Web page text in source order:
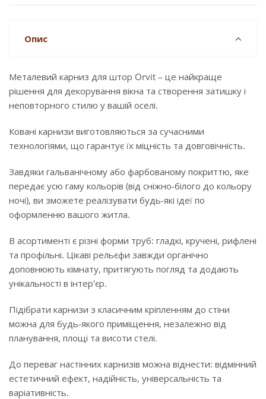
Опис
Металевий карниз для штор Orvit – це найкраще
рішення для декорування вікна та створення затишку і
неповторного стилю у вашій оселі.
Ковані карнизи виготовляються за сучасними
технологіями, що гарантує їх міцність та довговічність.
Завдяки гальванічному або фарбованому покриттю, яке
передає усю гаму кольорів (від сніжно-білого до кольору
ночі), ви зможете реалізувати будь-які ідеї по
оформленню вашого житла.
В асортименті є різні форми труб: гладкі, кручені, рифлені
та профільні. Цікаві рельєфи завжди органічно
доповнюють кімнату, притягують погляд та додають
унікальності в інтер'єр.
Підібрати карнизи з класичним кріпленням до стіни
можна для будь-якого приміщення, незалежно від
планування, площі та висоти стелі.
До переваг настінних карнизів можна віднести: відмінний
естетичний ефект, надійність, універсальність та
варіативність.